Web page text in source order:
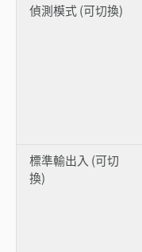
偵測模式 (可切換)
標準輸出入 (可切
換)